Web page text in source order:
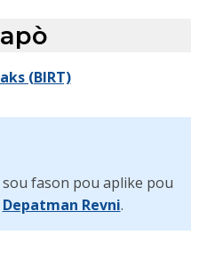
(BIRT)
fason pou aplike pou
Depatman Revni.